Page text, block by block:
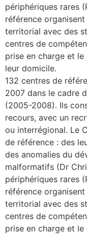
au CHU
& patrimoine
écologique
périphériques rares
référence
territorial avec des
centres de
prise en charge et
leur domicile.
132 centres de
2007 dans le cadre
(2005-2008). Ils
recours, avec un
ou interrégional. Le
de référence : des
des anomalies du
malformatifs (Dr
périphériques rares
référence
territorial avec des
centres de
prise en charge et